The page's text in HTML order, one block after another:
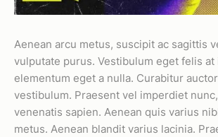
Aenean arcu metus, suscipit ac sagittis
vulputate purus. Vestibulum eget felis
elementum eget a nulla. Curabitur
vestibulum. Praesent vel imperdiet
venenatis sapien. Aenean quis varius
metus. Aenean blandit varius lacinia.